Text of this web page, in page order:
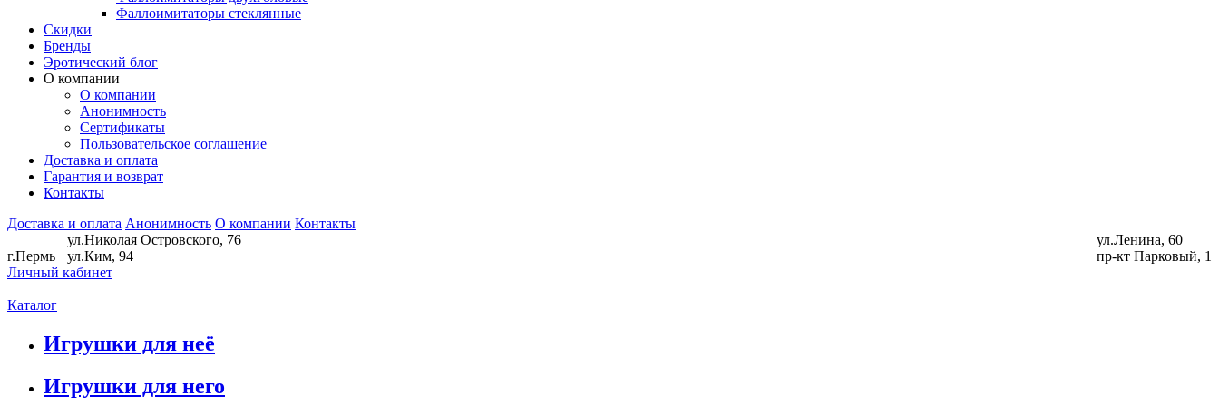
Фаллоимитаторы стеклянные
Скидки
Бренды
Эротический блог
О компании
О компании
Анонимность
Сертификаты
Пользовательское соглашение
Доставка и оплата
Гарантия и возврат
Контакты
Доставка и оплата Анонимность О компании Контакты
г.Пермь
ул.Николая Островского, 76
ул.Ким, 94
ул.Ленина, 60
пр-кт Парковый, 1
Личный кабинет
Каталог
Игрушки для неё
Игрушки для него